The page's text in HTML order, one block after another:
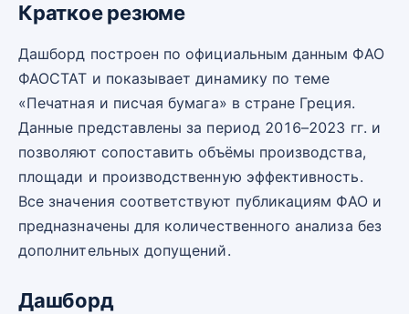
Краткое резюме
Дашборд построен по официальным данным ФАО
ФАОСТАТ и показывает динамику по теме
«Печатная и писчая бумага» в стране Греция.
Данные представлены за период 2016–2023 гг. и
позволяют сопоставить объёмы производства,
площади и производственную эффективность.
Все значения соответствуют публикациям ФАО и
предназначены для количественного анализа без
дополнительных допущений.
Дашборд